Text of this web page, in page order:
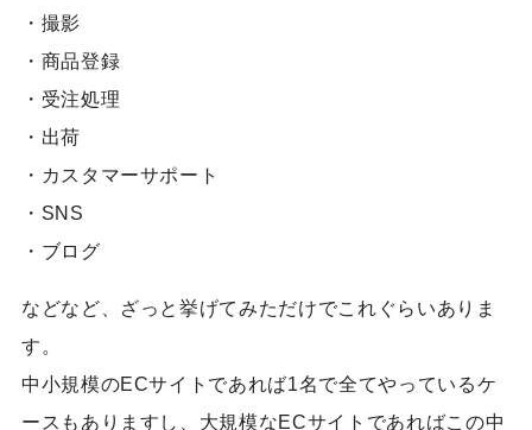
・撮影
・商品登録
・受注処理
・出荷
・カスタマーサポート
・SNS
・ブログ
などなど、ざっと挙げてみただけでこれぐらいありま
す。
中小規模のECサイトであれば1名で全てやっているケ
ースもありますし、大規模なECサイトであればこの中